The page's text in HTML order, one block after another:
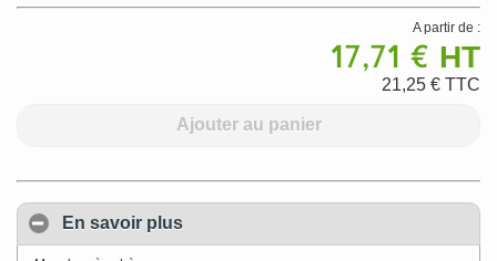
A partir de :
17,71 € HT
21,25 € TTC
Ajouter au panier
En savoir plus